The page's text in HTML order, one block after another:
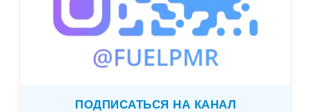
ПОДПИСАТЬСЯ НА КАНАЛ